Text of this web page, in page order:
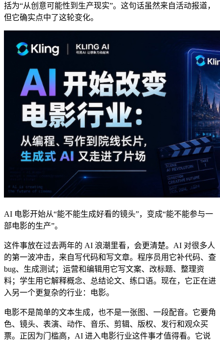
括为“从创意可能性到生产现实”。这句话虽然来自活动报道，
但它确实点中了这轮变化。
AI 电影开始从“能不能生成好看的镜头”，变成“能不能参与一
部电影的生产”。
这件事放在过去两年的 AI 浪潮里看，会更清楚。AI 对很多人
的第一波冲击，来自写代码和写文章。程序员用它补代码、查
bug、生成测试；运营和编辑用它写文案、改标题、整理资
料；学生用它解释概念、总结论文、练口语。现在，它正在进
入另一个更复杂的行业：电影。
电影不是简单的文本生成，也不是一张图、一段配音。它要角
色、镜头、表演、动作、音乐、剪辑、版权、发行和观众买
票。正因为门槛高，AI 进入电影行业这件事才值得看。它说